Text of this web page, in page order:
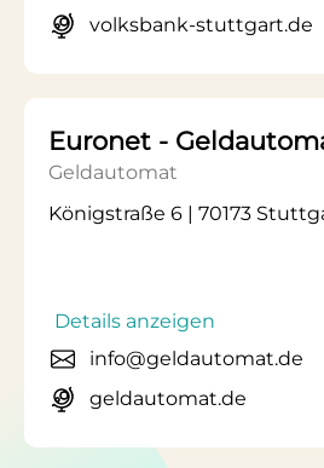
volksbank-stuttgart.de
Euronet -
Geldautomat
Königstraße 6 | 70173
Details anzeigen
info@geldautomat.de
geldautomat.de